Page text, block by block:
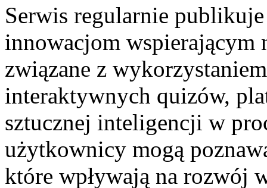
Serwis regularnie
innowacjom wspierającym
związane z
interaktywnych quizów,
sztucznej inteligencji w
użytkownicy mogą
które wpływają na rozwój